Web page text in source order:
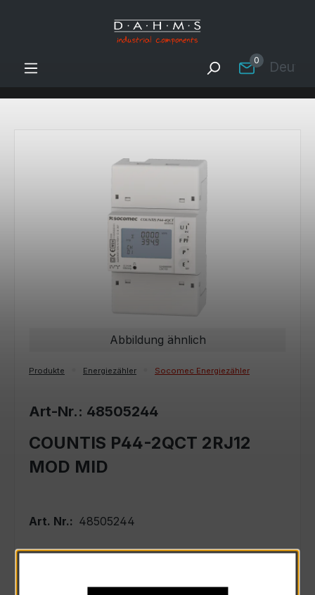
Zum Hauptinhalt springen
0
Bildergalerie überspringen
Abbildung ähnlich
Produkte Energiezähler Socomec Energiezähler
Art-Nr.: 48505244
COUNTIS P44-2QCT 2RJ12
MOD MID
Art. Nr.: 48505244